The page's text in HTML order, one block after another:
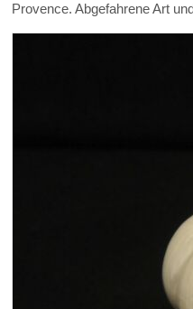
Provence. Abgefahrene Art